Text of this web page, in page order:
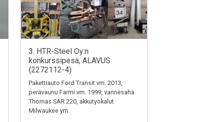
3. HTR-Steel Oy:n
konkurssipesä, ALAVUS
(2272112-4)
Pakettiauto Ford Transit vm. 2013,
perävaunu Farmi vm. 1999, vannesaha
Thomas SAR 220, akkutyökalut
Milwaukee ym.